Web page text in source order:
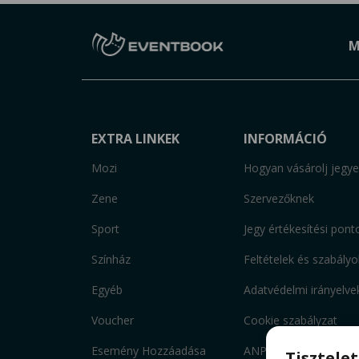
EXTRA LINKEK
Mozi
Zene
Sport
Színház
Egyéb
Voucher
Esemény Hozzáadása
INFORMÁCIÓ
Hogyan vásárolj
Szervezőknek
Jegy értékesítési
Feltételek és
Adatvédelmi
Cookie szabályzat
ANPC